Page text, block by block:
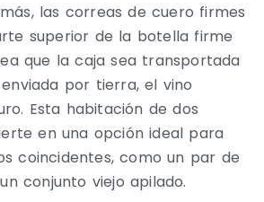
las correas de cuero firmes
superior de la botella firme
que la caja sea transportada
por tierra, el vino
Esta habitación de dos
en una opción ideal para
coincidentes, como un par de
conjunto viejo apilado.